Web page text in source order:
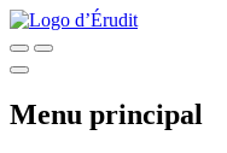
Menu principal